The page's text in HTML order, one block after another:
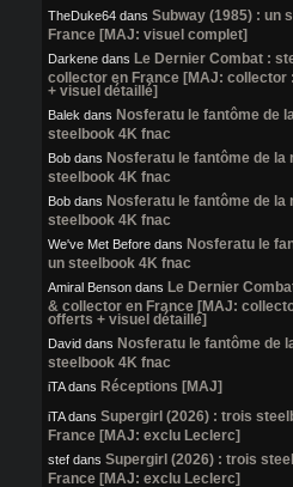
TheDuke64 dans Subway (1985) : un
France [MAJ: visuel complet]
Darkene dans Le Dernier Combat :
collector en France [MAJ: collector
+ visuel détaillé]
Balek dans Nosferatu le fantôme de
steelbook 4K fnac
Bob dans Nosferatu le fantôme de la
steelbook 4K fnac
Bob dans Nosferatu le fantôme de la
steelbook 4K fnac
We've Met Before dans Nosferatu le
un steelbook 4K fnac
Amiral Benson dans Le Dernier
& collector en France [MAJ:
offerts + visuel détaillé]
David dans Nosferatu le fantôme de
steelbook 4K fnac
iTAdans Réceptions [MAJ]
iTAdans Supergirl (2026) : trois
France [MAJ: exclu Leclerc]
stef dans Supergirl (2026) : trois
France [MAJ: exclu Leclerc]